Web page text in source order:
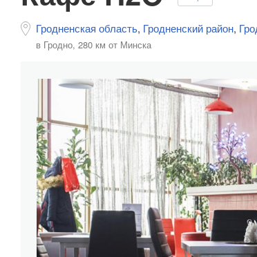
Гродненская область, Гродненский район,
в Гродно, 280 км от Минска